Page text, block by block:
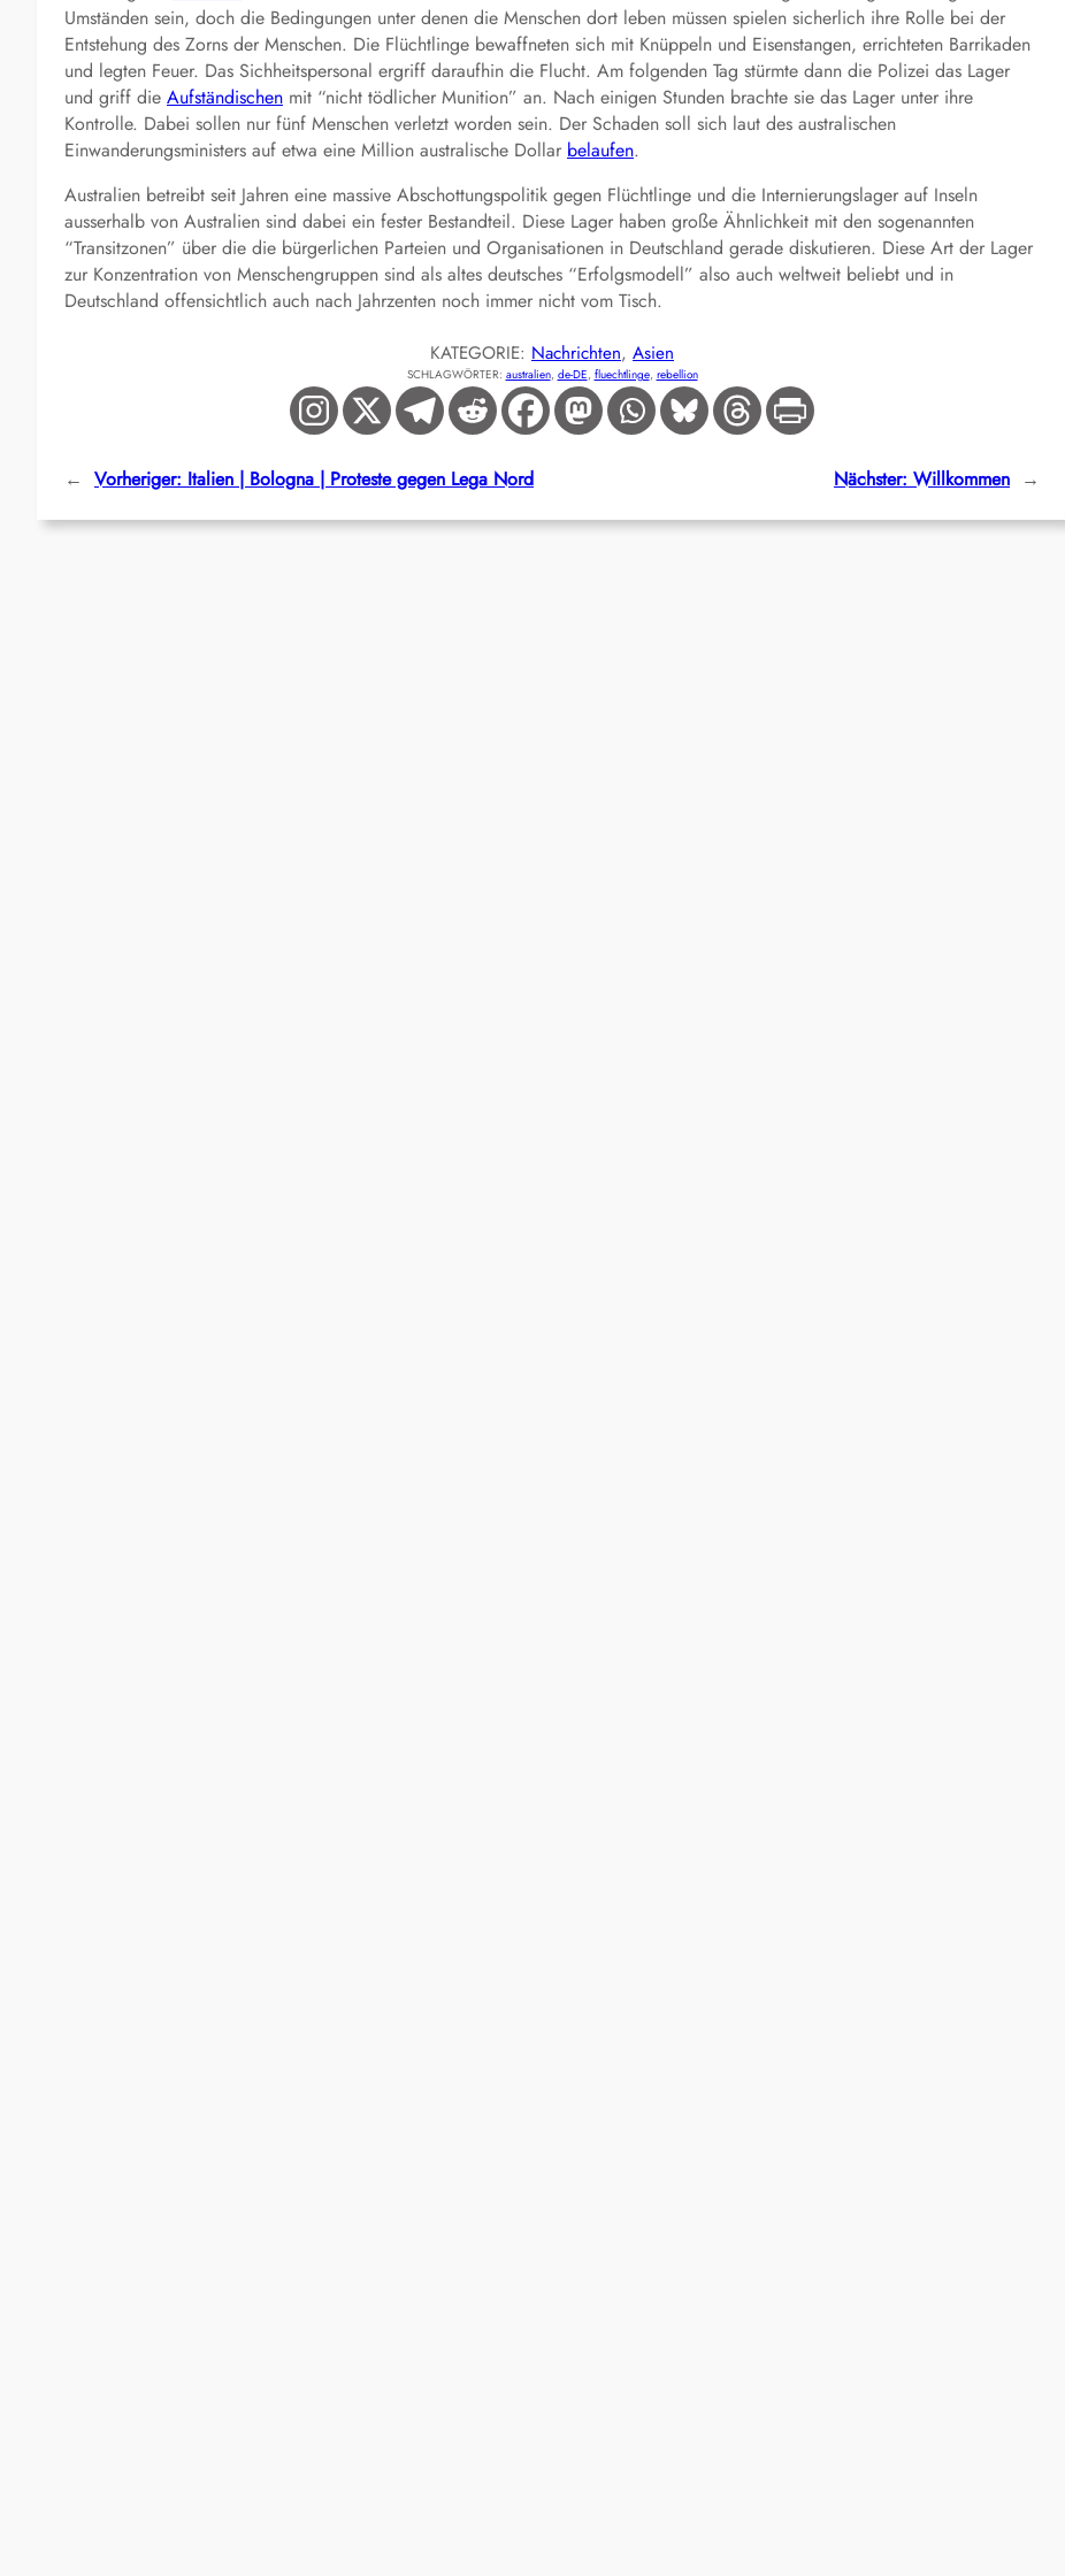
Umständen sein, doch die Bedingungen unter denen die Menschen dort leben müssen spielen sicherlich ihre Rolle bei der
Entstehung des Zorns der Menschen. Die Flüchtlinge bewaffneten sich mit Knüppeln und Eisenstangen, errichteten Barrikaden
und legten Feuer. Das Sichheitspersonal ergriff daraufhin die Flucht. Am folgenden Tag stürmte dann die Polizei das Lager
und griff die Aufständischen mit “nicht tödlicher Munition” an. Nach einigen Stunden brachte sie das Lager unter ihre
Kontrolle. Dabei sollen nur fünf Menschen verletzt worden sein. Der Schaden soll sich laut des australischen
Einwanderungsministers auf etwa eine Million australische Dollar belaufen.
Australien betreibt seit Jahren eine massive Abschottungspolitik gegen Flüchtlinge und die Internierungslager auf Inseln
ausserhalb von Australien sind dabei ein fester Bestandteil. Diese Lager haben große Ähnlichkeit mit den sogenannten
“Transitzonen” über die die bürgerlichen Parteien und Organisationen in Deutschland gerade diskutieren. Diese Art der Lager
zur Konzentration von Menschengruppen sind als altes deutsches “Erfolgsmodell” also auch weltweit beliebt und in
Deutschland offensichtlich auch nach Jahrzenten noch immer nicht vom Tisch.
KATEGORIE: Nachrichten, Asien
SCHLAGWÖRTER: australien, de-DE, fluechtlinge, rebellion
← Vorheriger: Italien | Bologna | Proteste gegen Lega Nord Nächster: Willkommen →